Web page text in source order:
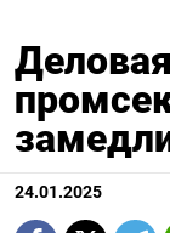
24.01.2025